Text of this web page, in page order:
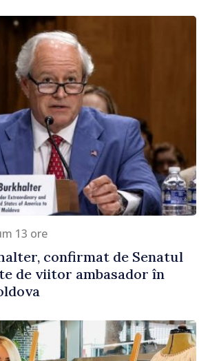
13 ore
confirmat de Senatul
de viitor ambasador în